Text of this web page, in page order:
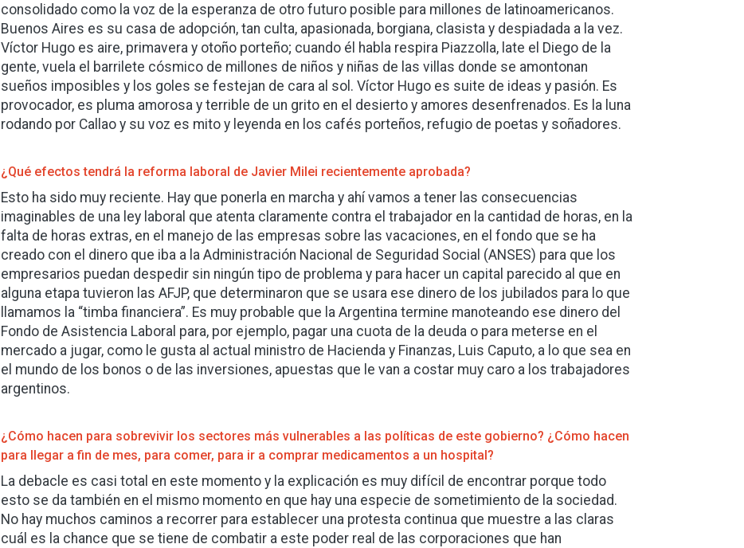
consolidado como la voz de la esperanza de otro futuro posible para millones de latinoamericanos.
Buenos Aires es su casa de adopción, tan culta, apasionada, borgiana, clasista y despiadada a la vez.
Víctor Hugo es aire, primavera y otoño porteño; cuando él habla respira Piazzolla, late el Diego de la
gente, vuela el barrilete cósmico de millones de niños y niñas de las villas donde se amontonan
sueños imposibles y los goles se festejan de cara al sol. Víctor Hugo es suite de ideas y pasión. Es
provocador, es pluma amorosa y terrible de un grito en el desierto y amores desenfrenados. Es la luna
rodando por Callao y su voz es mito y leyenda en los cafés porteños, refugio de poetas y soñadores.
¿Qué efectos tendrá la reforma laboral de Javier Milei recientemente aprobada?
Esto ha sido muy reciente. Hay que ponerla en marcha y ahí vamos a tener las consecuencias
imaginables de una ley laboral que atenta claramente contra el trabajador en la cantidad de horas, en la
falta de horas extras, en el manejo de las empresas sobre las vacaciones, en el fondo que se ha
creado con el dinero que iba a la Administración Nacional de Seguridad Social (ANSES) para que los
empresarios puedan despedir sin ningún tipo de problema y para hacer un capital parecido al que en
alguna etapa tuvieron las AFJP, que determinaron que se usara ese dinero de los jubilados para lo que
llamamos la “timba financiera”. Es muy probable que la Argentina termine manoteando ese dinero del
Fondo de Asistencia Laboral para, por ejemplo, pagar una cuota de la deuda o para meterse en el
mercado a jugar, como le gusta al actual ministro de Hacienda y Finanzas, Luis Caputo, a lo que sea en
el mundo de los bonos o de las inversiones, apuestas que le van a costar muy caro a los trabajadores
argentinos.
¿Cómo hacen para sobrevivir los sectores más vulnerables a las políticas de este gobierno? ¿Cómo hacen
para llegar a fin de mes, para comer, para ir a comprar medicamentos a un hospital?
La debacle es casi total en este momento y la explicación es muy difícil de encontrar porque todo
esto se da también en el mismo momento en que hay una especie de sometimiento de la sociedad.
No hay muchos caminos a recorrer para establecer una protesta continua que muestre a las claras
cuál es la chance que se tiene de combatir a este poder real de las corporaciones que han